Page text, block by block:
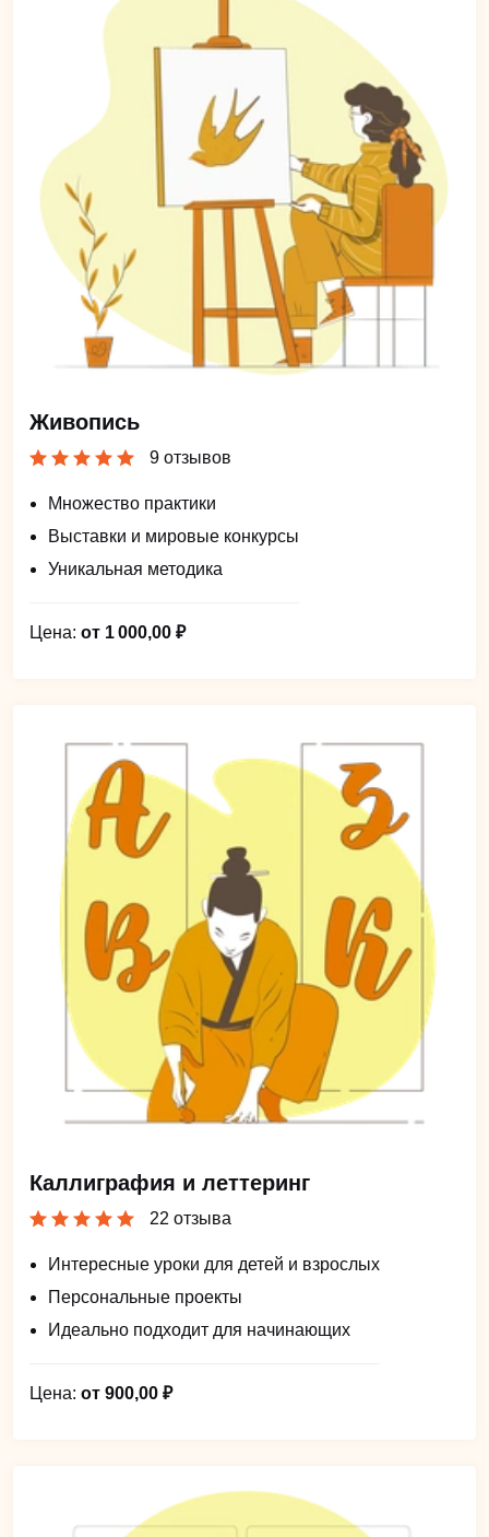
Живопись
9 отзывов
Множество практики
Выставки и мировые конкурсы
Уникальная методика
Цена: от 1 000,00 ₽
Каллиграфия и леттеринг
22 отзыва
Интересные уроки для детей и взрослых
Персональные проекты
Идеально подходит для начинающих
Цена: от 900,00 ₽